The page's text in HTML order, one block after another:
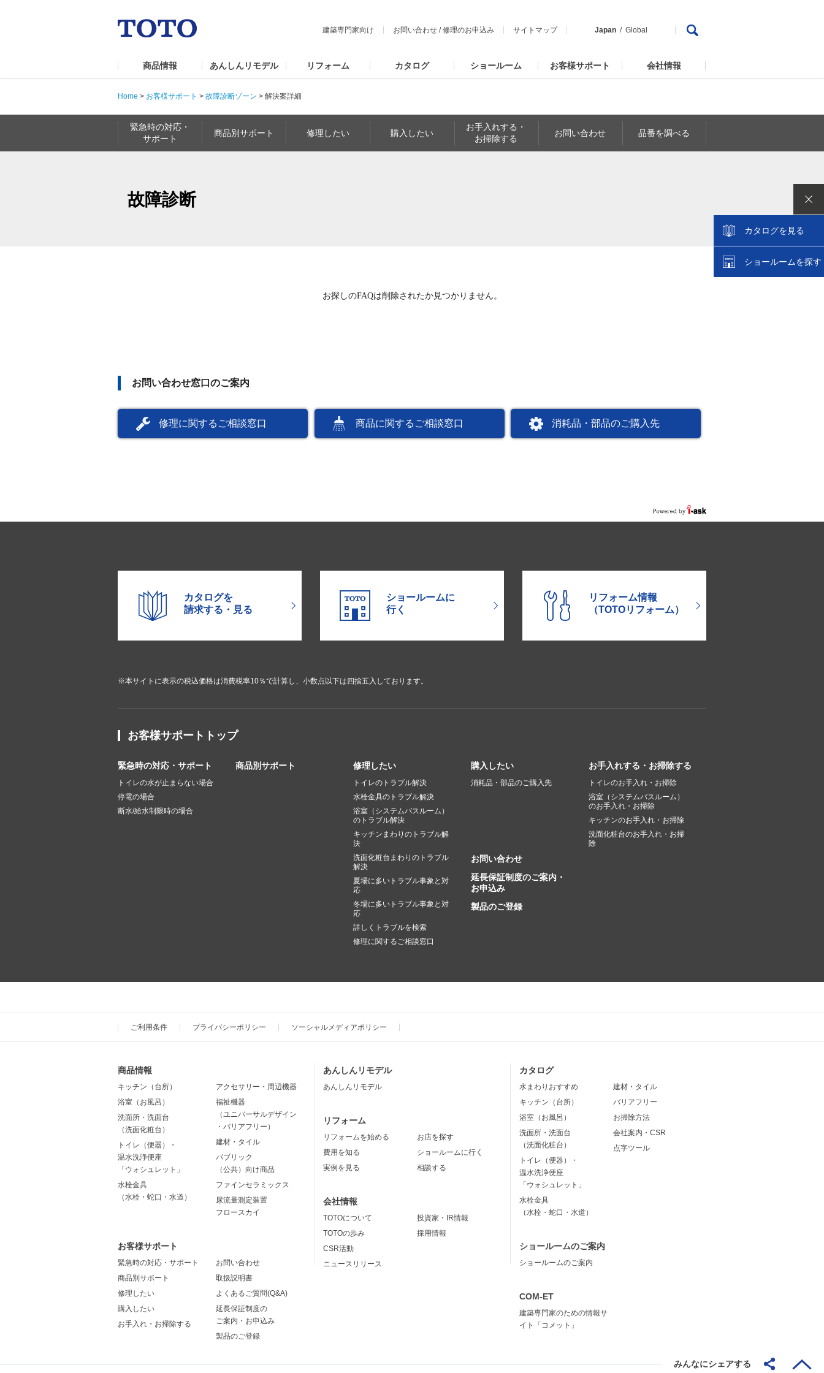
建築専門家向け お問い合わせ /修理のお申込み サイトマップ Japan Global
商品情報 あんしんリモデル リフォーム カタログ ショールーム お客様サポート 会社情報
Home > お客様サポート > 故障診断ゾーン > 解決案詳細
緊急時の対応・
サポート
商品別サポート 修理したい 購入したい
お手入れする・
お掃除する
お問い合わせ 品番を調べる
カタログを見る
ショールームを探す
故障診断
お探しのFAQは削除されたか見つかりません。
お問い合わせ窓口のご案内
修理に関するご相談窓口 商品に関するご相談窓口 消耗品・部品のご購入先
カタログを
請求する・見る
ショールームに
行く
リフォーム情報
（TOTOリフォーム）
※本サイトに表示の税込価格は消費税率10％で計算し、小数点以下は四捨五入しております。
お客様サポートトップ
緊急時の対応・サポート
トイレの水が止まらない場合
停電の場合
断水/給水制限時の場合
商品別サポート 修理したい
トイレのトラブル解決
水栓金具のトラブル解決
浴室（システムバスルーム）
のトラブル解決
キッチンまわりのトラブル解
決
洗面化粧台まわりのトラブル
解決
夏場に多いトラブル事象と対
応
冬場に多いトラブル事象と対
応
詳しくトラブルを検索
修理に関するご相談窓口
購入したい
消耗品・部品のご購入先
お手入れする・お掃除する
トイレのお手入れ・お掃除
浴室（システムバスルーム）
のお手入れ・お掃除
キッチンのお手入れ・お掃除
洗面化粧台のお手入れ・お掃
除
お問い合わせ
延長保証制度のご案内・
お申込み
製品のご登録
ご利用条件 プライバシーポリシー ソーシャルメディアポリシー
商品情報
キッチン（台所）
浴室（お風呂）
洗面所・洗面台
（洗面化粧台）
トイレ（便器）・
温水洗浄便座
「ウォシュレット」
水栓金具
（水栓・蛇口・水道）
アクセサリー・周辺機器
福祉機器
（ユニバーサルデザイン
・バリアフリー）
建材・タイル
パブリック
（公共）向け商品
ファインセラミックス
尿流量測定装置
フロースカイ
お客様サポート
緊急時の対応・サポート
商品別サポート
修理したい
購入したい
お手入れ・お掃除する
お問い合わせ
取扱説明書
よくあるご質問(Q&A)
延長保証制度の
ご案内・お申込み
製品のご登録
あんしんリモデル
あんしんリモデル
リフォーム
リフォームを始める
費用を知る
実例を見る
お店を探す
ショールームに行く
相談する
会社情報
TOTOについて
TOTOの歩み
CSR活動
ニュースリリース
投資家・IR情報
採用情報
カタログ
水まわりおすすめ
キッチン（台所）
浴室（お風呂）
洗面所・洗面台
（洗面化粧台）
トイレ（便器）・
温水洗浄便座
「ウォシュレット」
水栓金具
（水栓・蛇口・水道）
建材・タイル
バリアフリー
お掃除方法
会社案内・CSR
点字ツール
ショールームのご案内
ショールームのご案内
COM-ET
建築専門家のための情報サ
イト「コメット」
みんなにシェアする